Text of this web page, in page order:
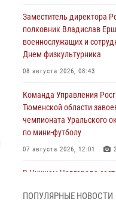
Заместитель директора
полковник Владислав
военнослужащих и
Днем физкультурника
08 августа 2026, 08:43
Команда Управления
Тюменской области
чемпионата Уральского
по мини-футболу
07 августа 2026, 12:01 2
В Нижнем Новгороде
вопросам развития
ПОПУЛЯРНЫЕ НОВОСТИ